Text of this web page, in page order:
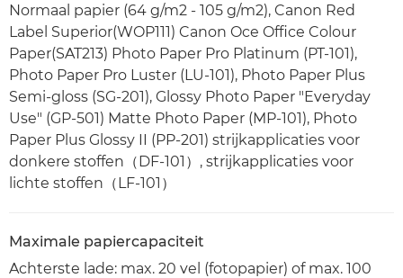
Normaal papier (64 g/m2 - 105 g/m2), Canon Red
Label Superior(WOP111) Canon Oce Office Colour
Paper(SAT213) Photo Paper Pro Platinum (PT-101),
Photo Paper Pro Luster (LU-101), Photo Paper Plus
Semi-gloss (SG-201), Glossy Photo Paper "Everyday
Use" (GP-501) Matte Photo Paper (MP-101), Photo
Paper Plus Glossy II (PP-201) strijkapplicaties voor
donkere stoffen（DF-101）, strijkapplicaties voor
lichte stoffen（LF-101）
Maximale papiercapaciteit
Achterste lade: max. 20 vel (fotopapier) of max. 100